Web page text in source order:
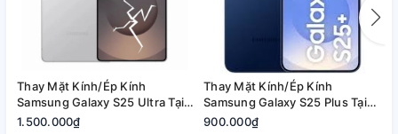
Thay Mặt Kính/Ép Kính
Samsung Galaxy S25 Ultra Tại
Quận 2, Tp. Thủ Đức | Bảo
1.500.000₫
Thay Mặt Kính/Ép Kính
Samsung Galaxy S25 Plus Tại
Quận 2, Tp. Thủ Đức | Bảo
900.000₫